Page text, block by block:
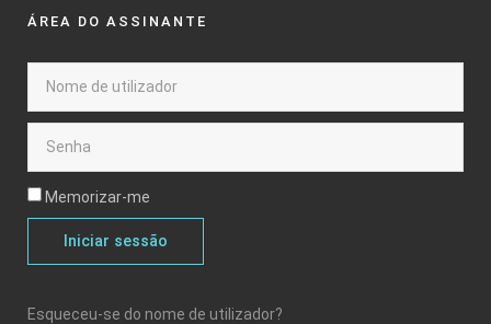
ÁREA DO ASSINANTE
Memorizar-me
Iniciar sessão
Esqueceu-se do nome de utilizador?